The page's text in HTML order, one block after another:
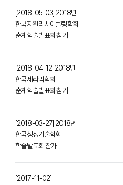
[2018-05-03] 2018년
한국자원리사이클링학회
춘계학술발표회 참가
[2018-04-12] 2018년
한국세라믹학회
춘계학술발표회 참가
[2018-03-27] 2018년
한국청정기술학회
학술발표회 참가
[2017-11-02]